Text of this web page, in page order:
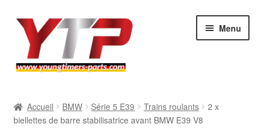
Aller
navigation
Aller
contenu
Menu
BMW
Accueil BMW Série 5 E39 Trains roulants
2 x
biellettes de barre stabilisatrice avant BMW E39 V8